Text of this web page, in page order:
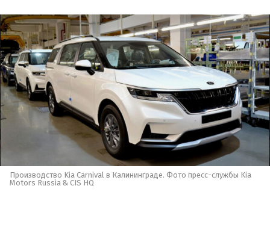
Производство Kia Carnival в Калининграде. Фото пресс-службы Kia
Motors Russia & CIS HQ